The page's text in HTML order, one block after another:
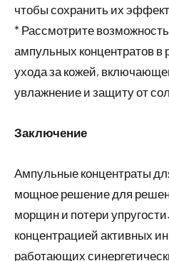
чтобы сохранить их
* Рассмотрите
ампульных концентратов в
ухода за кожей,
увлажнение и защиту от
Заключение
Ампульные концентраты
мощное решение для
морщин и потери
концентрацией активных
работающих